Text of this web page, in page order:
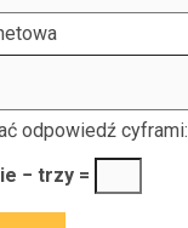
odpowiedź cyframi:
− trzy =